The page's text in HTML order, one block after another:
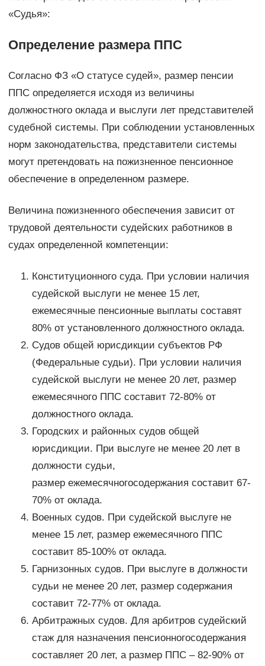
«Судья»:
Определение размера ППС
Согласно ФЗ «О статусе судей», размер пенсии
ППС определяется исходя из величины
должностного оклада и выслуги лет представителей
судебной системы. При соблюдении установленных
норм законодательства, представители системы
могут претендовать на пожизненное пенсионное
обеспечение в определенном размере.
Величина пожизненного обеспечения зависит от
трудовой деятельности судейских работников в
судах определенной компетенции:
Конституционного суда. При условии наличия
судейской выслуги не менее 15 лет,
ежемесячные пенсионные выплаты составят
80% от установленного должностного оклада.
Судов общей юрисдикции субъектов РФ
(Федеральные судьи). При условии наличия
судейской выслуги не менее 20 лет, размер
ежемесячного ППС составит 72-80% от
должностного оклада.
Городских и районных судов общей
юрисдикции. При выслуге не менее 20 лет в
должности судьи,
размер ежемесячногосодержания составит 67-
70% от оклада.
Военных судов. При судейской выслуге не
менее 15 лет, размер ежемесячного ППС
составит 85-100% от оклада.
Гарнизонных судов. При выслуге в должности
судьи не менее 20 лет, размер содержания
составит 72-77% от оклада.
Арбитражных судов. Для арбитров судейский
стаж для назначения пенсионногосодержания
составляет 20 лет, а размер ППС – 82-90% от